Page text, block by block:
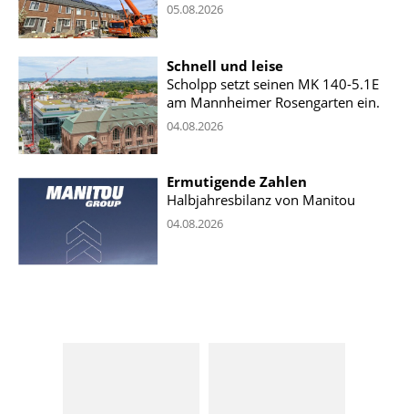
05.08.2026
Schnell und leise
Scholpp setzt seinen MK 140-5.1E
am Mannheimer Rosengarten ein.
04.08.2026
Ermutigende Zahlen
Halbjahresbilanz von Manitou
04.08.2026